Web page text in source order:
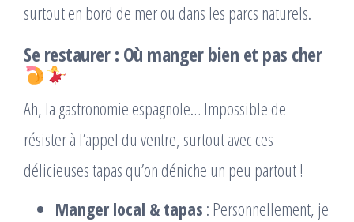
surtout en bord de mer ou dans les parcs naturels.
Se restaurer : Où manger bien et pas cher
Ah, la gastronomie espagnole… Impossible de
résister à l’appel du ventre, surtout avec ces
délicieuses tapas qu’on déniche un peu partout !
Manger local & tapas : Personnellement, je